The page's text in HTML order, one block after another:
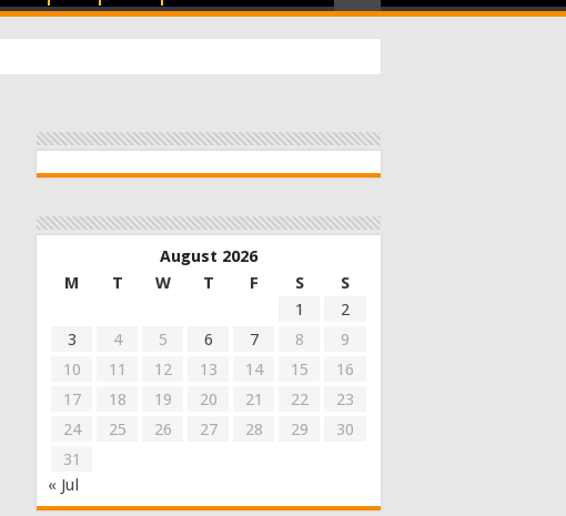
August 2026
M
T W T F S
S
1
2
3
4 5 6 7 8
9
10
11 12 13 14 15
16
17
18 19 20 21 22
23
24
25 26 27 28 29
30
31
« Jul